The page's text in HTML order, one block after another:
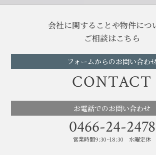
会社に関することや物件につ
ご相談はこちら
フォームからのお問い合わ
CONTACT
お電話でのお問い合わせ
0466-24-2478
営業時間9:30~18:30 水曜定休